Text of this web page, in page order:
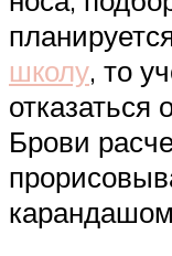
школу, то
отказаться
Брови
карандашом